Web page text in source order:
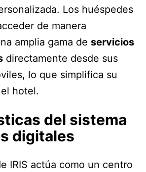
Los huéspedes
de manera
amplia gama de servicios
directamente desde sus
lo que simplifica su
hotel.
del sistema
digitales
IRIS actúa como un centro